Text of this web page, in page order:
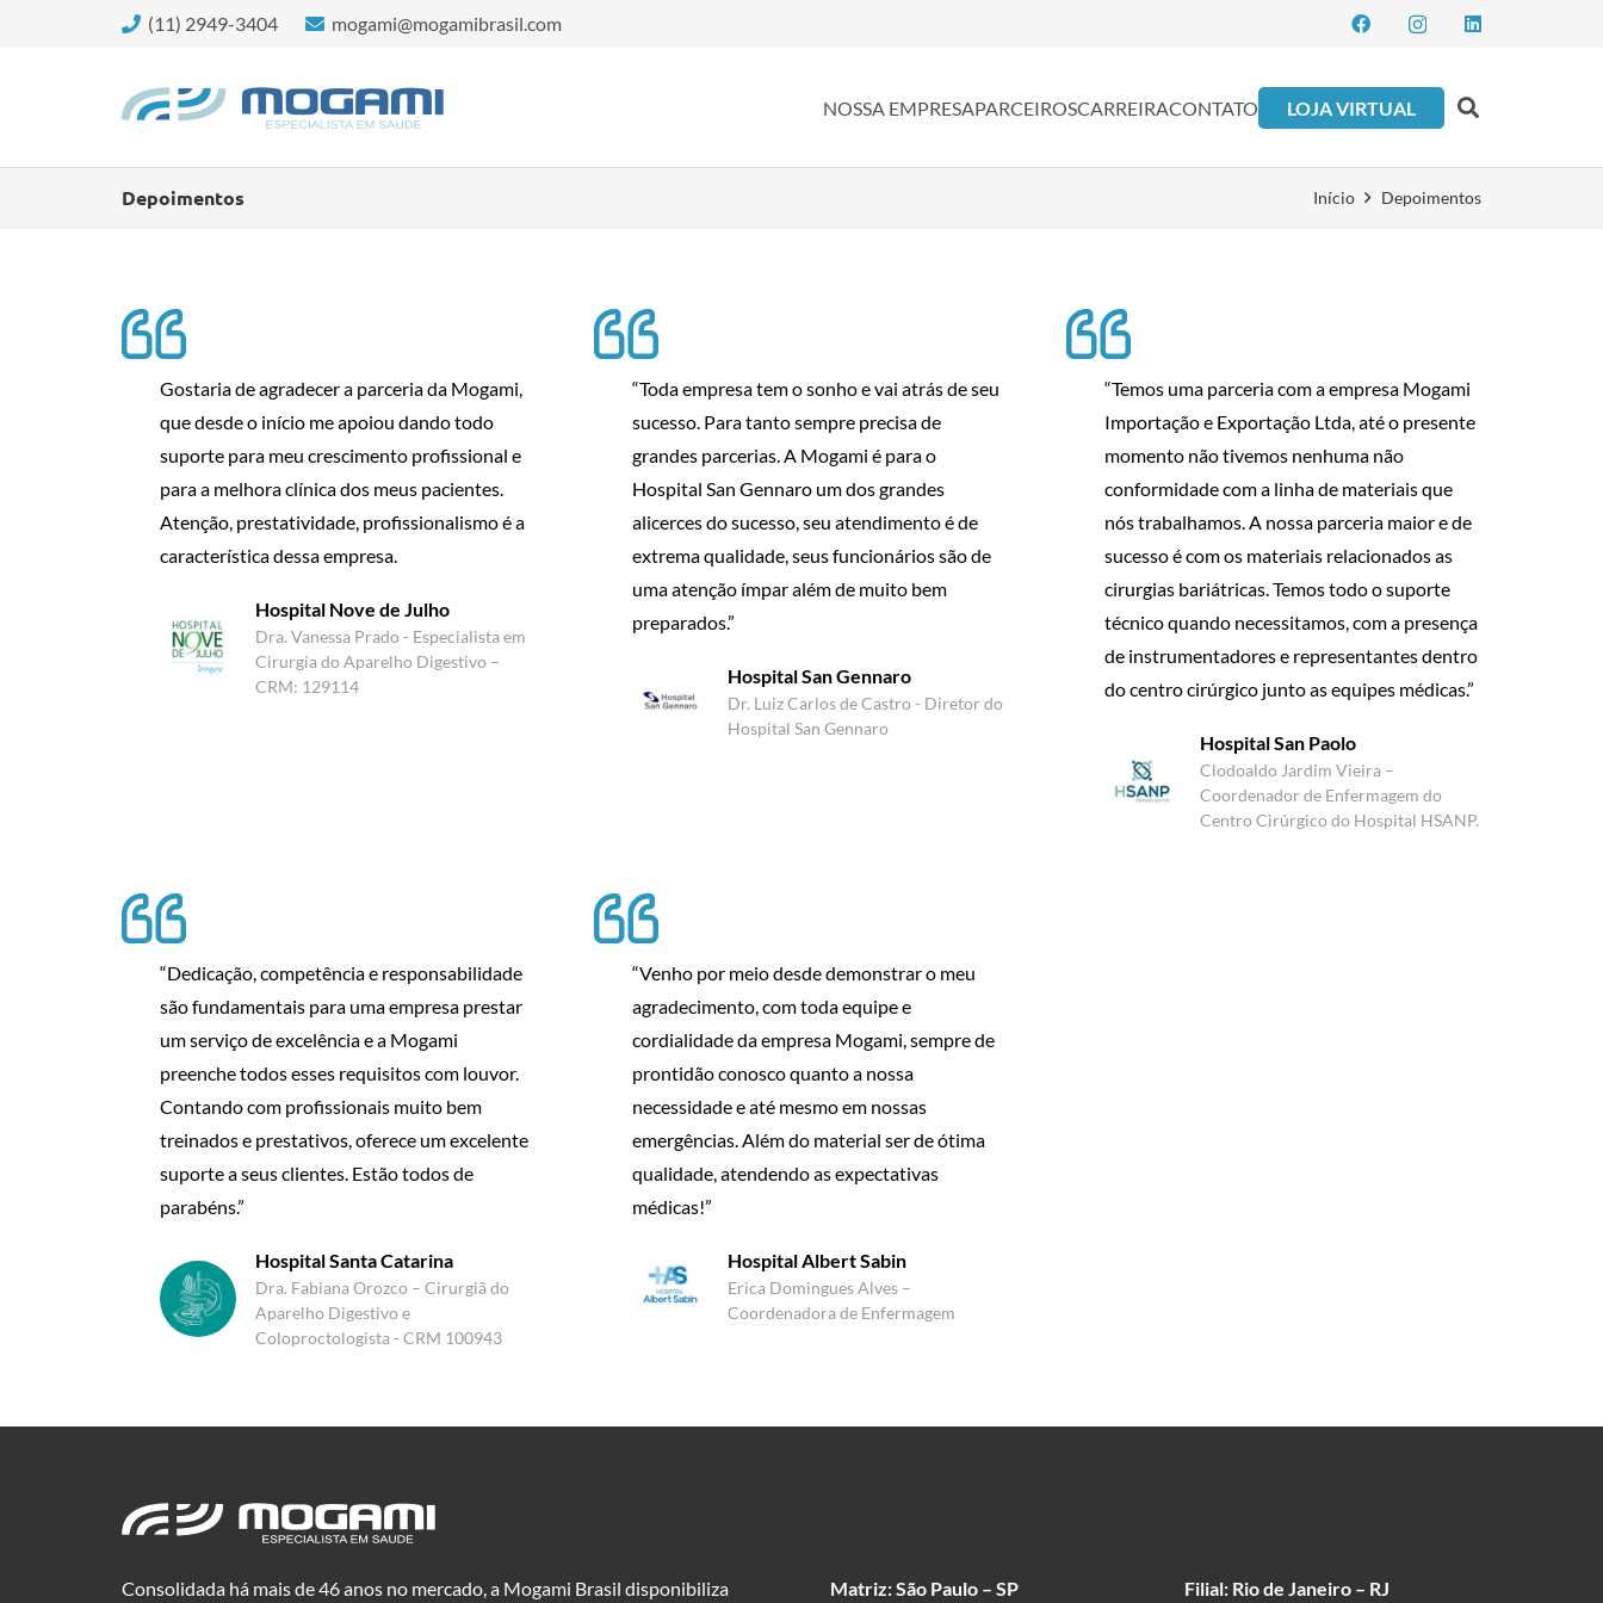
(11) 2949-3404 mogami@mogamibrasil.com
NOSSA EMPRESAPARCEIROSCARREIRACONTATO LOJA VIRTUAL
Depoimentos Início Depoimentos
Gostaria de agradecer a parceria da Mogami,
que desde o início me apoiou dando todo
suporte para meu crescimento profissional e
para a melhora clínica dos meus pacientes.
Atenção, prestatividade, profissionalismo é a
característica dessa empresa.
Hospital Nove de Julho
Dra. Vanessa Prado - Especialista em
Cirurgia do Aparelho Digestivo –
CRM: 129114
“Toda empresa tem o sonho e vai atrás de seu
sucesso. Para tanto sempre precisa de
grandes parcerias. A Mogami é para o
Hospital San Gennaro um dos grandes
alicerces do sucesso, seu atendimento é de
extrema qualidade, seus funcionários são de
uma atenção ímpar além de muito bem
preparados.”
Hospital San Gennaro
Dr. Luiz Carlos de Castro - Diretor do
Hospital San Gennaro
“Temos uma parceria com a empresa Mogami
Importação e Exportação Ltda, até o presente
momento não tivemos nenhuma não
conformidade com a linha de materiais que
nós trabalhamos. A nossa parceria maior e de
sucesso é com os materiais relacionados as
cirurgias bariátricas. Temos todo o suporte
técnico quando necessitamos, com a presença
de instrumentadores e representantes dentro
do centro cirúrgico junto as equipes médicas.”
Hospital San Paolo
Clodoaldo Jardim Vieira –
Coordenador de Enfermagem do
Centro Cirúrgico do Hospital HSANP.
“Dedicação, competência e responsabilidade
são fundamentais para uma empresa prestar
um serviço de excelência e a Mogami
preenche todos esses requisitos com louvor.
Contando com profissionais muito bem
treinados e prestativos, oferece um excelente
suporte a seus clientes. Estão todos de
parabéns.”
Hospital Santa Catarina
Dra. Fabiana Orozco – Cirurgiã do
Aparelho Digestivo e
Coloproctologista - CRM 100943
“Venho por meio desde demonstrar o meu
agradecimento, com toda equipe e
cordialidade da empresa Mogami, sempre de
prontidão conosco quanto a nossa
necessidade e até mesmo em nossas
emergências. Além do material ser de ótima
qualidade, atendendo as expectativas
médicas!”
Hospital Albert Sabin
Erica Domingues Alves –
Coordenadora de Enfermagem
Consolidada há mais de 46 anos no mercado, a Mogami Brasil disponibiliza Matriz: São Paulo – SP Filial: Rio de Janeiro – RJ